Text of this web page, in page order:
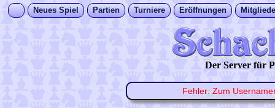
Neues Spiel Partien Turniere Eröffnungen
Der Server für
Fehler: Zum